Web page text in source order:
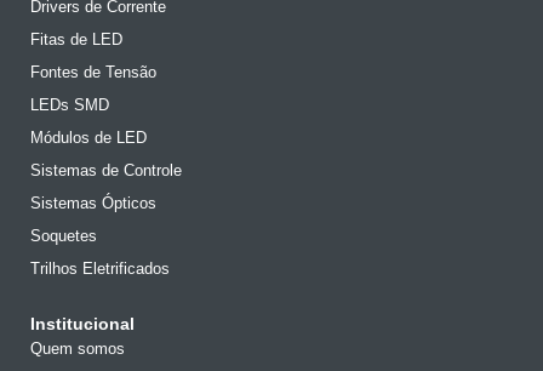
Drivers de Corrente
Fitas de LED
Fontes de Tensão
LEDs SMD
Módulos de LED
Sistemas de Controle
Sistemas Ópticos
Soquetes
Trilhos Eletrificados
Institucional
Quem somos